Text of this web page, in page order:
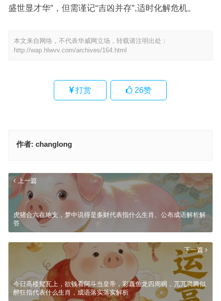
盛世显才华”，但需谨记“吉凶并存”,适时化解危机。
本文来自网络，不代表华威网立场，转载请注明出处：
http://wap.hlwvv.com/archives/164.html
打赏 26赞
作者: changlong
上一篇
虎猪合六在地支，梦中说得是多财代表指什么生肖、公布成语解析解
答
下一篇
今日高楼鸳瓦上，欲钱看阿斗当皇帝，彩纛鱼龙四周稠，兀兀腾腾似
醉狂指代表什么生肖，成语落实落实解析